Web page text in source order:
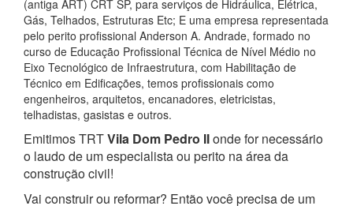
(antiga ART) CRT SP, para serviços de Hidráulica, Elétrica,
Gás, Telhados, Estruturas Etc; E uma empresa representada
pelo perito profissional Anderson A. Andrade, formado no
curso de Educação Profissional Técnica de Nível Médio no
Eixo Tecnológico de Infraestrutura, com Habilitação de
Técnico em Edificações, temos profissionais como
engenheiros, arquitetos, encanadores, eletricistas,
telhadistas, gasistas e outros.
Emitimos TRTVila Dom Pedro IIonde for necessário
o laudo de um especialista ou perito na área da
construção civil!
Vai construir ou reformar? Então você precisa de um